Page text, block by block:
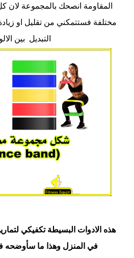
المقاومة انصحك بالمجموعة لان
مختلفة فستتمكني من تقليل او
التبديل بين
هذه الادوات البسيطة تكفيكي
في المنزل وهذا ما سأوضحه في